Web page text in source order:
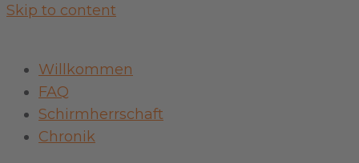
Skip to content
Willkommen
FAQ
Schirmherrschaft
Chronik